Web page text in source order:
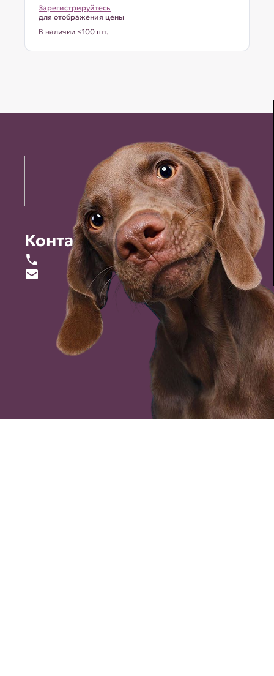
Зарегистрируйтесь
для отображения цены
В наличии <100 шт.
Контакты